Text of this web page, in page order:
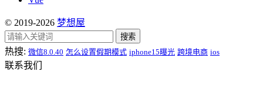
© 2019-2026 梦想屋
搜索
热搜: 微信8.0.40 怎么设置假期模式 iphone15曝光 跨境电商 ios
联系我们